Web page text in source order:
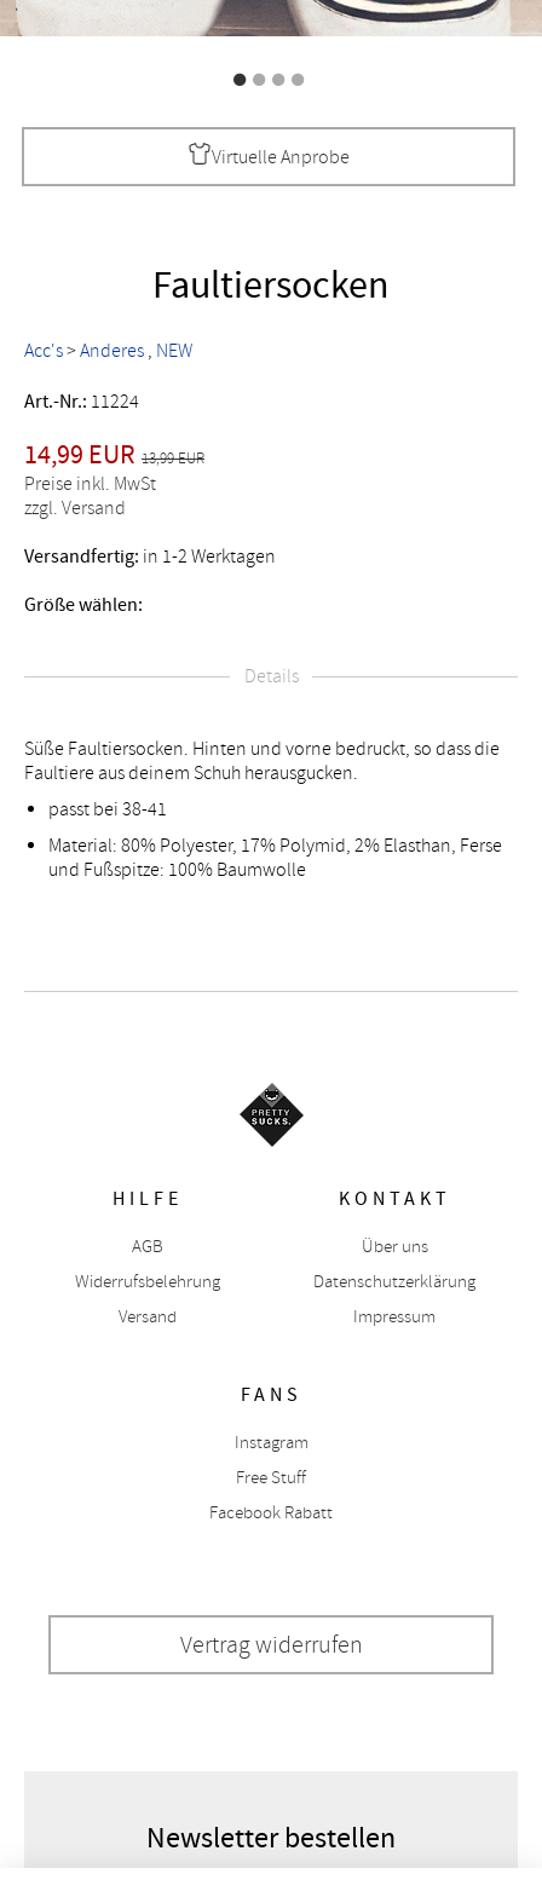
Virtuelle Anprobe
Faultiersocken
Acc's> Anderes NEW
Art.-Nr.: 11224
14,99 EUR 13,99 EUR
Preise inkl. MwSt
zzgl. Versand
Versandfertig: in 1-2 Werktagen
Größe wählen:
Details
Süße Faultiersocken. Hinten und vorne bedruckt, so dass die
Faultiere aus deinem Schuh herausgucken.
passt bei 38-41
Material: 80% Polyester, 17% Polymid, 2% Elasthan, Ferse
und Fußspitze: 100% Baumwolle
HILFE
AGB
Widerrufsbelehrung
Versand
KONTAKT
Über uns
Datenschutzerklärung
Impressum
FANS
Instagram
Free Stuff
Facebook Rabatt
Vertrag widerrufen
Newsletter bestellen